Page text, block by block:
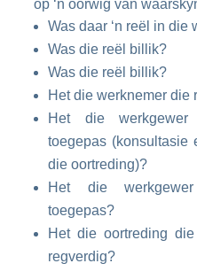
op ‘n oorwig van
Was daar ‘n reël in die
Was die reël billik?
Was die reël billik?
Het die werknemer die
Het die werkgewer
toegepas (konsultasie
die oortreding)?
Het die
toegepas?
Het die oortreding
regverdig?